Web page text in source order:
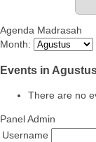
Agenda Madrasah
Month:
Events in
There are no
Panel Admin
Username